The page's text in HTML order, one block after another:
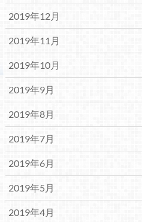
2019年12月
2019年11月
2019年10月
2019年9月
2019年8月
2019年7月
2019年6月
2019年5月
2019年4月